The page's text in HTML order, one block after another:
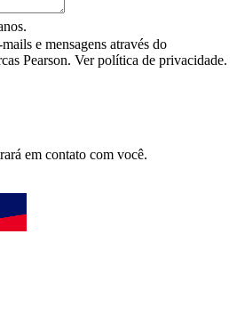
e mensagens através do
Pearson. Ver política de privacidade.
em contato com você.